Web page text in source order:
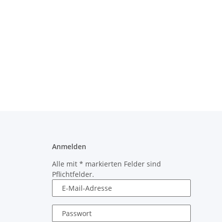
Anmelden
Alle mit * markierten Felder sind
Pflichtfelder.
E-Mail-Adresse
Passwort